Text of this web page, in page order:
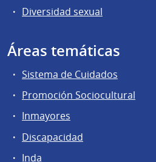
Diversidad sexual
Áreas temáticas
Sistema de Cuidados
Promoción Sociocultural
Inmayores
Discapacidad
Inda